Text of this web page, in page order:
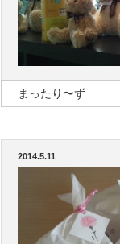
まったり〜ず
2014.5.11